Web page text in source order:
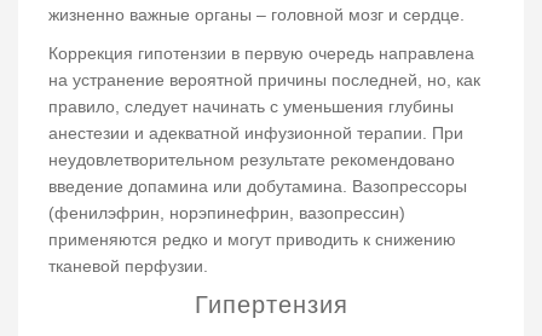
жизненно важные органы – головной мозг и сердце.
Коррекция гипотензии в первую очередь направлена
на устранение вероятной причины последней, но, как
правило, следует начинать с уменьшения глубины
анестезии и адекватной инфузионной терапии. При
неудовлетворительном результате рекомендовано
введение допамина или добутамина. Вазопрессоры
(фенилэфрин, норэпинефрин, вазопрессин)
применяются редко и могут приводить к снижению
тканевой перфузии.
Гипертензия